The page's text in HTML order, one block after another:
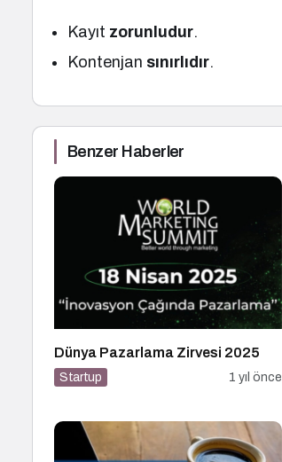
Kayıt zorunludur.
Kontenjan sınırlıdır.
Benzer Haberler
Dünya Pazarlama Zirvesi 2025
Startup 1 yıl önce